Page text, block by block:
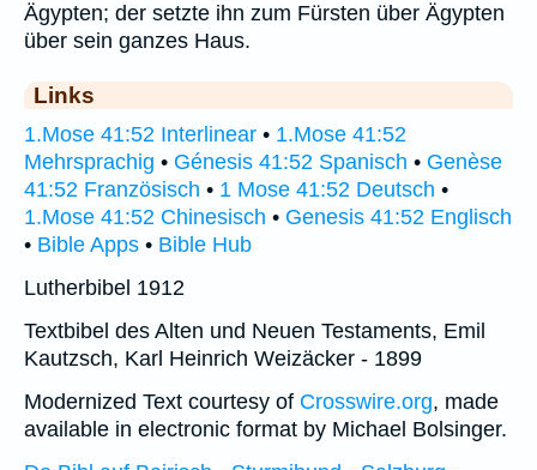
Ägypten; der setzte ihn zum Fürsten über Ägypten
über sein ganzes Haus.
Links
1.Mose 41:52 Interlinear • 1.Mose 41:52
Mehrsprachig • Génesis 41:52 Spanisch • Genèse
41:52 Französisch • 1 Mose 41:52 Deutsch •
1.Mose 41:52 Chinesisch • Genesis 41:52 Englisch
• Bible Apps • Bible Hub
Lutherbibel 1912
Textbibel des Alten und Neuen Testaments, Emil
Kautzsch, Karl Heinrich Weizäcker - 1899
Modernized Text courtesy of Crosswire.org, made
available in electronic format by Michael Bolsinger.